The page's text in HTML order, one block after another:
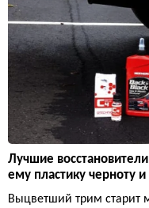
Лучшие
ему пластику черноту
Выцветший трим старит